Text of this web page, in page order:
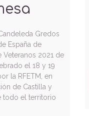
Gredos
España de
2021 de
el 18 y 19
la RFETM, en
de Castilla y
todo el territorio